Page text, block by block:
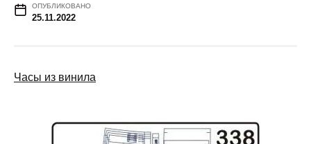
ОПУБЛИКОВАНО
25.11.2022
Часы из винила